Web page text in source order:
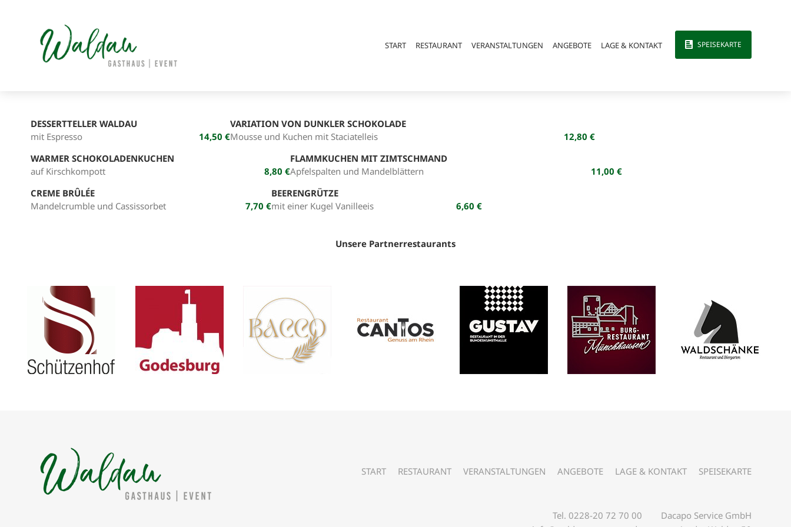
START RESTAURANT VERANSTALTUNGEN ANGEBOTE LAGE & KONTAKT SPEISEKARTE
DESSERTTELLER WALDAU
14,50
mit Espresso
VARIATION VON DUNKLER SCHOKOLADE
12,80
Mousse und Kuchen mit Staciatelleis
WARMER SCHOKOLADENKUCHEN
8,80
auf Kirschkompott
FLAMMKUCHEN MIT ZIMTSCHMAND
11,00
Apfelspalten und Mandelblättern
CREME BRÛLÉE
7,70
Mandelcrumble und Cassissorbet
BEERENGRÜTZE
6,60
mit einer Kugel Vanilleeis
Unsere Partnerrestaurants
START RESTAURANT VERANSTALTUNGEN ANGEBOTE LAGE & KONTAKT SPEISEKARTE
Tel. 0228-20 72 70 00
Dacapo Service GmbH